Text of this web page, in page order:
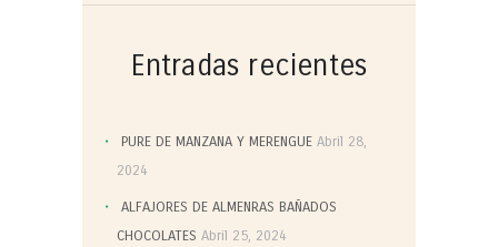
Entradas recientes
PURE DE MANZANA Y MERENGUE Abril 28,
2024
ALFAJORES DE ALMENRAS BAÑADOS
CHOCOLATES Abril 25, 2024